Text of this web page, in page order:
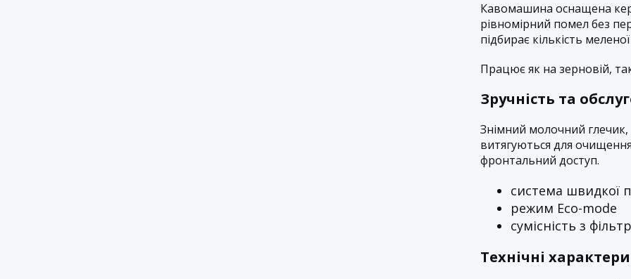
Кавомашина оснащена
рівномірний помел без
підбирає кількість
Працює як на зерновій,
Зручність та
Знімний молочний
витягуються для
фронтальний доступ.
система швидкої
режим Eco-mode
сумісність з
Технічні